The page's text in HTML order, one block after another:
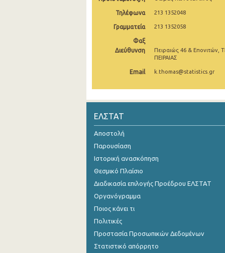
1o Τρίμηνο 2019
3o Τρίμηνο 2018
2o Τρίμηνο 2018
1o Τρίμηνο 2017
3o Τρίμηνο 2016
2o Τρίμηνο 2016
1o Τρίμηνο 2016
4o Τρίμηνο 2015
Τηλέφωνα 213 1352048
Γραμματεία 213 1352058
Φαξ
Διεύθυνση
Πειραιώς 46 & Επονιτών,
ΠΕΙΡΑΙΑΣ
Email k.thomas@statistics.gr
ΕΛΣΤΑΤ
Αποστολή
Παρουσίαση
Ιστορική ανασκόπηση
Θεσμικό Πλαίσιο
Διαδικασία επιλογής Προέδρου ΕΛΣΤΑΤ
Οργανόγραμμα
Ποιος κάνει τι
Πολιτικές
Προστασία Προσωπικών Δεδομένων
Στατιστικό απόρρητο